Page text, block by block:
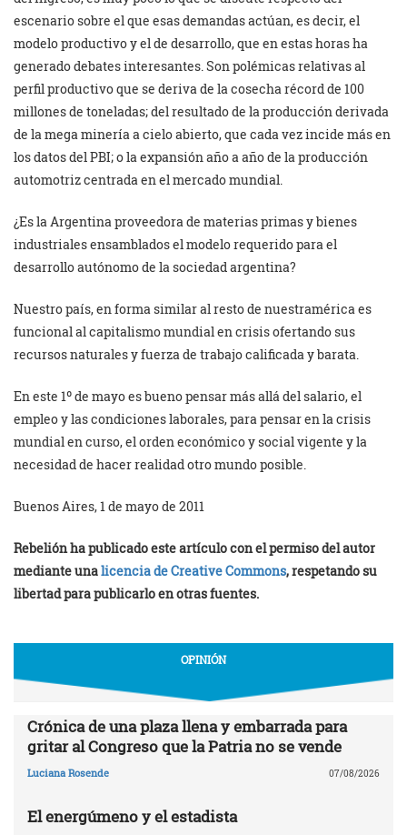
escenario sobre el que esas demandas actúan, es decir, el
modelo productivo y el de desarrollo, que en estas horas ha
generado debates interesantes. Son polémicas relativas al
perfil productivo que se deriva de la cosecha récord de 100
millones de toneladas; del resultado de la producción derivada
de la mega minería a cielo abierto, que cada vez incide más en
los datos del PBI; o la expansión año a año de la producción
automotriz centrada en el mercado mundial.
¿Es la Argentina proveedora de materias primas y bienes
industriales ensamblados el modelo requerido para el
desarrollo autónomo de la sociedad argentina?
Nuestro país, en forma similar al resto de nuestramérica es
funcional al capitalismo mundial en crisis ofertando sus
recursos naturales y fuerza de trabajo calificada y barata.
En este 1º de mayo es bueno pensar más allá del salario, el
empleo y las condiciones laborales, para pensar en la crisis
mundial en curso, el orden económico y social vigente y la
necesidad de hacer realidad otro mundo posible.
Buenos Aires, 1 de mayo de 2011
Rebelión ha publicado este artículo con el permiso del autor
mediante unalicencia de Creative Commons, respetando su
libertad para publicarlo en otras fuentes.
OPINIÓN
Crónica de una plaza llena y embarrada para
gritar al Congreso que la Patria no se vende
Luciana Rosende 07/08/2026
El energúmeno y el estadista